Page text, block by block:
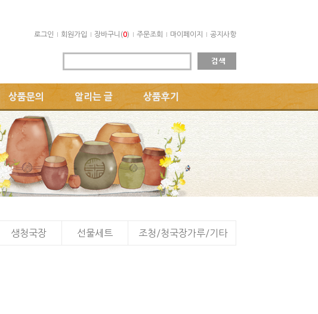
로그인 회원가입 장바구니(0) 주문조회 마이페이지 공지사항
상품문의 알리는 글 상품후기
생청국장 선물세트 조청/청국장가루/기타